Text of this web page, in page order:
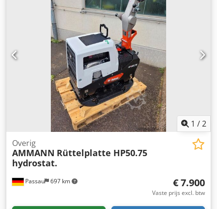
1 /2
Passau 697 km
Overig
AMMANN Rüttelplatte HP50.75
hydrostat.
€ 7.900
Vaste prijs excl. btw